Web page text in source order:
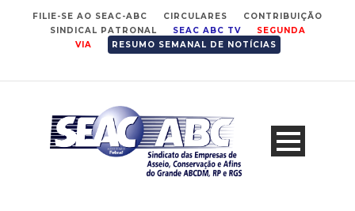
FILIE-SE AO SEAC-ABC CIRCULARES
CONTRIBUIÇÃO
SINDICAL PATRONAL
SEAC ABC TV
SEGUNDA
VIA
RESUMO SEMANAL DE NOTÍCIAS